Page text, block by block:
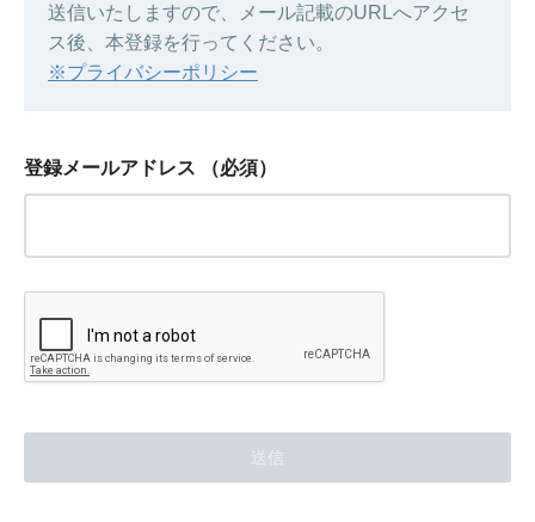
送信いたしますので、メール記載のURLへアクセ
ス後、本登録を行ってください。
※プライバシーポリシー
登録メールアドレス （必須）